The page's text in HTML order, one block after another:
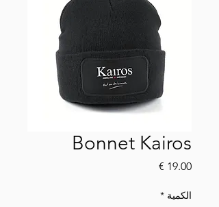
Bonnet Kairos
السعر
الكمية *